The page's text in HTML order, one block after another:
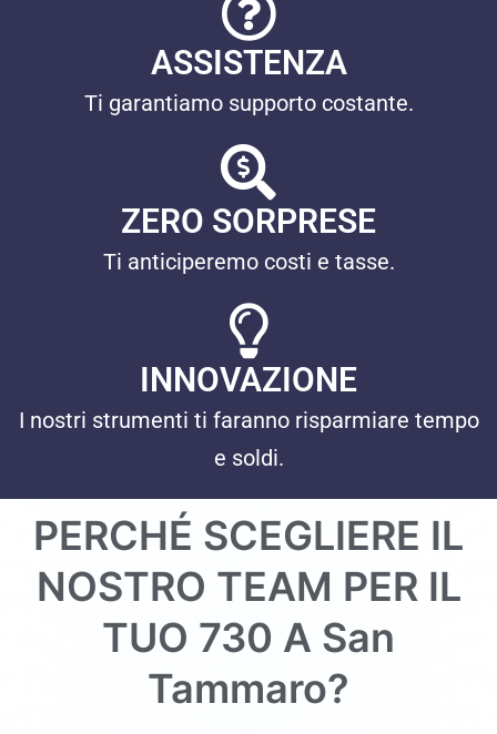
ASSISTENZA
Ti garantiamo supporto costante.
ZERO SORPRESE
Ti anticiperemo costi e tasse.
INNOVAZIONE
I nostri strumenti ti faranno risparmiare tempo
e soldi.
PERCHÉ SCEGLIERE IL
NOSTRO TEAM PER IL
TUO 730 A San
Tammaro?